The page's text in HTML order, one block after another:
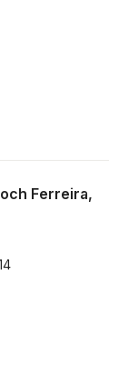
röster:
Ferreira,
röster: